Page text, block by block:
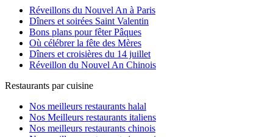
Réveillons du Nouvel An à Paris
Dîners et soirées Saint Valentin
Bons plans pour fêter Pâques
Où célébrer la fête des Mères
Dîners et croisières du 14 juillet
Réveillon du Nouvel An Chinois
Restaurants par cuisine
Nos meilleurs restaurants halal
Nos Meilleurs restaurants italiens
Nos meilleurs restaurants chinois